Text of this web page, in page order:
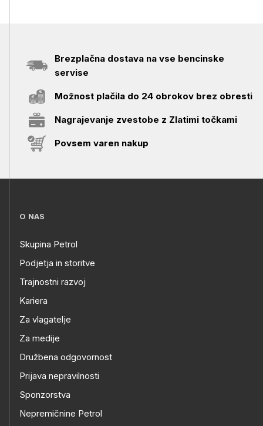
Brezplačna dostava na vse bencinske
servise
Možnost plačila do 24 obrokov brez obresti
Nagrajevanje zvestobe z Zlatimi točkami
Povsem varen nakup
O NAS
Skupina Petrol
Podjetja in storitve
Trajnostni razvoj
Kariera
Za vlagatelje
Za medije
Družbena odgovornost
Prijava nepravilnosti
Sponzorstva
Nepremičnine Petrol